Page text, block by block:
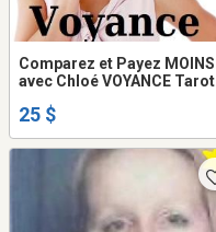
Comparez et Payez MOINS
avec Chloé VOYANCE Tarot
TEL: 514-969-2563
25 $